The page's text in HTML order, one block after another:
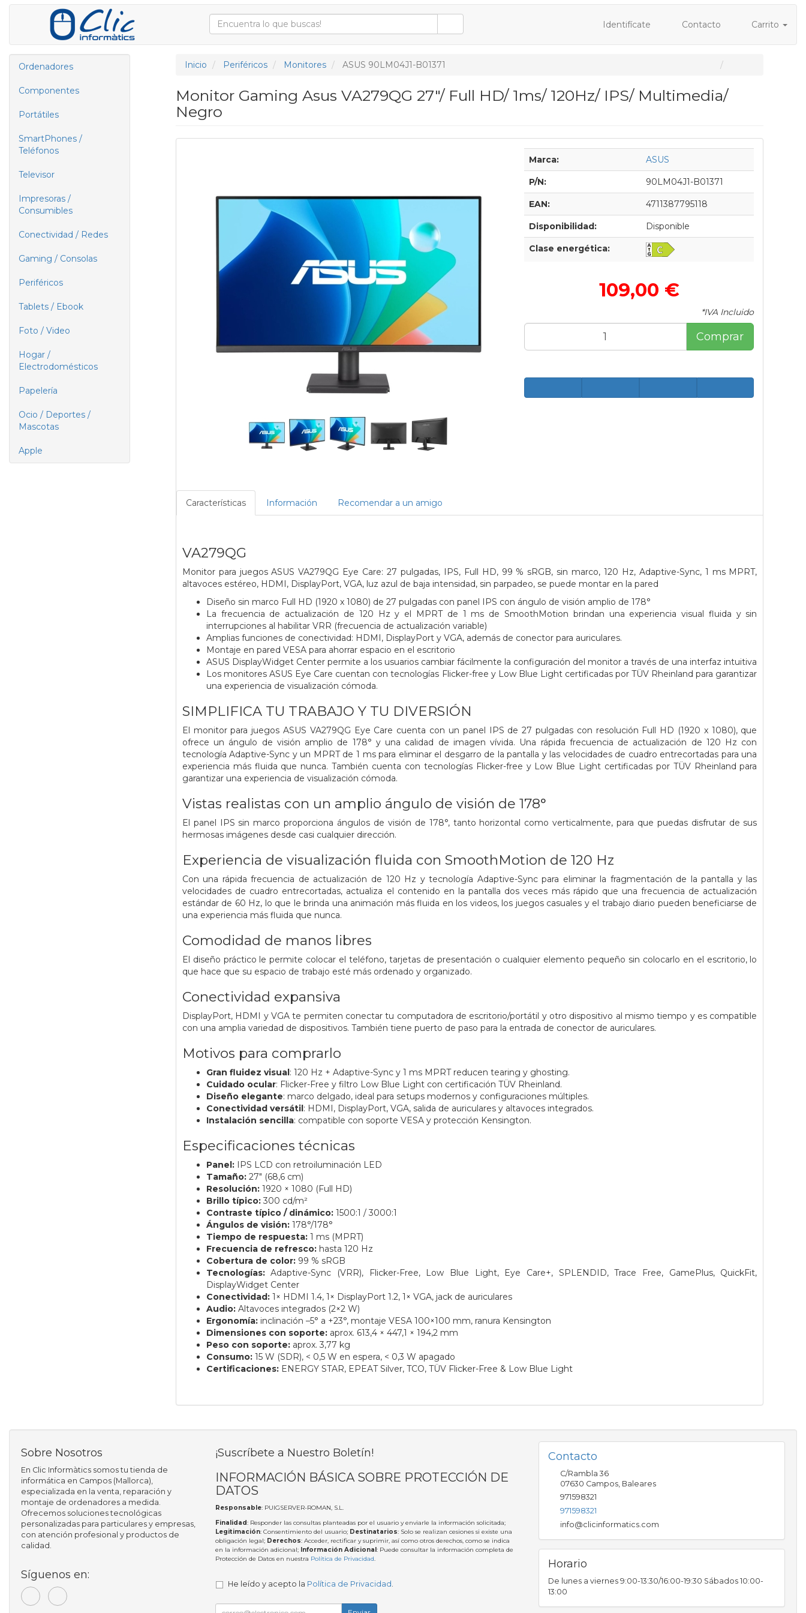
Identifícate Contacto Carrito
Ordenadores
Componentes
Portátiles
SmartPhones /
Teléfonos
Televisor
Impresoras /
Consumibles
Conectividad / Redes
Gaming / Consolas
Periféricos
Tablets / Ebook
Foto / Video
Hogar /
Electrodomésticos
Papelería
Ocio / Deportes /
Mascotas
Apple
Inicio Periféricos Monitores ASUS 90LM04J1-B01371
Monitor Gaming Asus VA279QG 27"/ Full HD/ 1ms/ 120Hz/ IPS/ Multimedia/
Negro
Marca: ASUS
P/N: 90LM04J1-B01371
EAN: 4711387795118
Disponibilidad: Disponible
Clase energética:
109,00 €
*IVA Incluido
Comprar
Características Información Recomendar a un amigo
VA279QG
Monitor para juegos ASUS VA279QG Eye Care: 27 pulgadas, IPS, Full HD, 99 % sRGB, sin marco, 120 Hz, Adaptive-Sync, 1 ms MPRT,
altavoces estéreo, HDMI, DisplayPort, VGA, luz azul de baja intensidad, sin parpadeo, se puede montar en la pared
Diseño sin marco Full HD (1920 x 1080) de 27 pulgadas con panel IPS con ángulo de visión amplio de 178°
La frecuencia de actualización de 120 Hz y el MPRT de 1 ms de SmoothMotion brindan una experiencia visual fluida y sin
interrupciones al habilitar VRR (frecuencia de actualización variable)
Amplias funciones de conectividad: HDMI, DisplayPort y VGA, además de conector para auriculares.
Montaje en pared VESA para ahorrar espacio en el escritorio
ASUS DisplayWidget Center permite a los usuarios cambiar fácilmente la configuración del monitor a través de una interfaz intuitiva
Los monitores ASUS Eye Care cuentan con tecnologías Flicker-free y Low Blue Light certificadas por TÜV Rheinland para garantizar
una experiencia de visualización cómoda.
SIMPLIFICA TU TRABAJO Y TU DIVERSIÓN
El monitor para juegos ASUS VA279QG Eye Care cuenta con un panel IPS de 27 pulgadas con resolución Full HD (1920 x 1080), que
ofrece un ángulo de visión amplio de 178° y una calidad de imagen vívida. Una rápida frecuencia de actualización de 120 Hz con
tecnología Adaptive-Sync y un MPRT de 1 ms para eliminar el desgarro de la pantalla y las velocidades de cuadro entrecortadas para una
experiencia más fluida que nunca. También cuenta con tecnologías Flicker-free y Low Blue Light certificadas por TÜV Rheinland para
garantizar una experiencia de visualización cómoda.
Vistas realistas con un amplio ángulo de visión de 178°
El panel IPS sin marco proporciona ángulos de visión de 178°, tanto horizontal como verticalmente, para que puedas disfrutar de sus
hermosas imágenes desde casi cualquier dirección.
Experiencia de visualización fluida con SmoothMotion de 120 Hz
Con una rápida frecuencia de actualización de 120 Hz y tecnología Adaptive-Sync para eliminar la fragmentación de la pantalla y las
velocidades de cuadro entrecortadas, actualiza el contenido en la pantalla dos veces más rápido que una frecuencia de actualización
estándar de 60 Hz, lo que le brinda una animación más fluida en los videos, los juegos casuales y el trabajo diario pueden beneficiarse de
una experiencia más fluida que nunca.
Comodidad de manos libres
El diseño práctico le permite colocar el teléfono, tarjetas de presentación o cualquier elemento pequeño sin colocarlo en el escritorio, lo
que hace que su espacio de trabajo esté más ordenado y organizado.
Conectividad expansiva
DisplayPort, HDMI y VGA te permiten conectar tu computadora de escritorio/portátil y otro dispositivo al mismo tiempo y es compatible
con una amplia variedad de dispositivos. También tiene puerto de paso para la entrada de conector de auriculares.
Motivos para comprarlo
Gran fluidez visual : 120 Hz + Adaptive-Sync y 1 ms MPRT reducen tearing y ghosting.
Cuidado ocular: Flicker-Free y filtro Low Blue Light con certificación TÜV Rheinland.
Diseño elegante: marco delgado, ideal para setups modernos y configuraciones múltiples.
Conectividad versátil : HDMI, DisplayPort, VGA, salida de auriculares y altavoces integrados.
Instalación sencilla: compatible con soporte VESA y protección Kensington.
Especificaciones técnicas
Panel:IPS LCD con retroiluminación LED
Tamaño:27″ (68,6 cm)
Resolución:1920 × 1080 (Full HD)
Brillo típico:300 cd/m²
Contraste típico / dinámico:1500:1 / 3000:1
Ángulos de visión:178°/178°
Tiempo de respuesta:1 ms (MPRT)
Frecuencia de refresco:hasta 120 Hz
Cobertura de color:99 % sRGB
Tecnologías:Adaptive-Sync (VRR), Flicker-Free, Low Blue Light, Eye Care+, SPLENDID, Trace Free, GamePlus, QuickFit,
DisplayWidget Center
Conectividad:1× HDMI 1.4, 1× DisplayPort 1.2, 1× VGA, jack de auriculares
Audio:Altavoces integrados (2×2 W)
Ergonomía:inclinación –5° a +23°, montaje VESA 100×100 mm, ranura Kensington
Dimensiones con soporte:aprox. 613,4 × 447,1 × 194,2 mm
Peso con soporte:aprox. 3,77 kg
Consumo:15 W (SDR), < 0,5 W en espera, < 0,3 W apagado
Certificaciones:ENERGY STAR, EPEAT Silver, TCO, TÜV Flicker-Free & Low Blue Light
Sobre Nosotros
En Clic Informàtics somos tu tienda de
informática en Campos (Mallorca),
especializada en la venta, reparación y
montaje de ordenadores a medida.
Ofrecemos soluciones tecnológicas
personalizadas para particulares y empresas,
con atención profesional y productos de
calidad.
Síguenos en:
¡Suscríbete a Nuestro Boletín!
INFORMACIÓN BÁSICA SOBRE PROTECCIÓN DE
DATOS
Responsable: PUIGSERVER-ROMAN, S.L.
Finalidad: Responder las consultas planteadas por el usuario y enviarle la información solicitada;
Legitimación: Consentimiento del usuario; Destinatarios: Solo se realizan cesiones si existe una
obligación legal; Derechos: Acceder, rectificar y suprimir, así como otros derechos, como se indica
en la información adicional; Información Adicional : Puede consultar la información completa de
Protección de Datos en nuestra Política de Privacidad.
He leído y acepto la Política de Privacidad .
Contacto
C/Rambla 36
07630 Campos, Baleares
971598321
971598321
info@clicinformatics.com
Horario
De lunes a viernes 9:00-13:30/16:00-19:30 Sábados 10:00-
13:00